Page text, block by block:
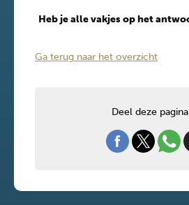
Heb je alle vakjes op het
Ga terug naar het overzicht
Deel deze